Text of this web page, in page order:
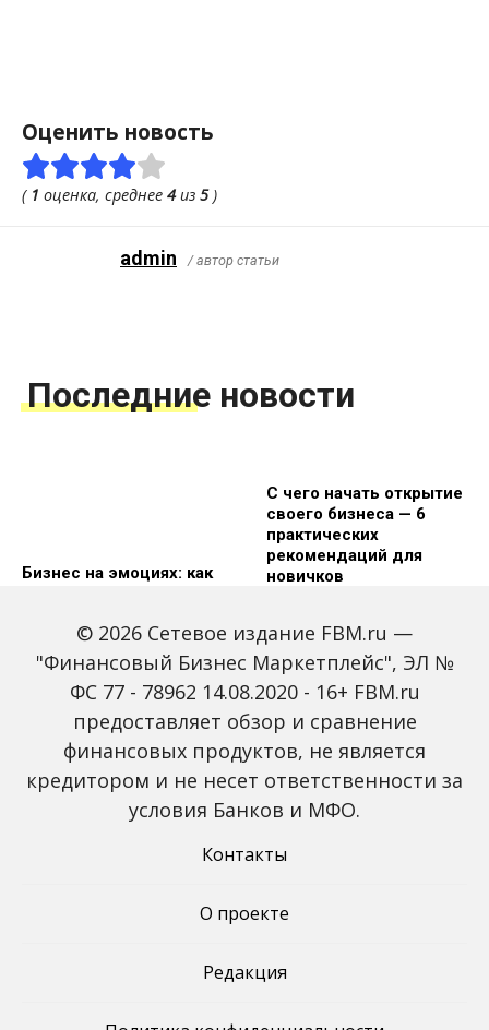
Оценить новость
( 1 оценка, среднее 4из 5)
admin / автор статьи
Последние новости
Бизнес на эмоциях: как
впечатлений
С чего начать открытие
своего бизнеса — 6
практических
рекомендаций для
новичков
Как малый бизнес
превратить в крупную
Как научиться
правильно вести
бизнес – советы профи
© 2026 Сетевое издание FBM.ru —
"Финансовый Бизнес Маркетплейс", ЭЛ №
ФС 77 - 78962 14.08.2020 - 16+ FBM.ru
предоставляет обзор и сравнение
финансовых продуктов, не является
кредитором и не несет ответственности за
условия Банков и МФО.
Контакты
О проекте
Редакция